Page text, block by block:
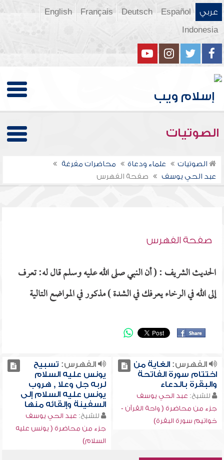
عربي Español
Deutsch
Français
English
Indonesia
الصوتيات
الصوتيات علماء ودعاة
محاضرات مفرغة
عبد الحي يوسف
صفحة الفهرس
صفحة الفهرس
الحديث الشريف : ( أن النبي صلى الله عليه وسلم قال له: تعرف
إلى الله في الرخاء يعرفك في الشدة ) مذكور في المواضع التالية
الفهرس:الغاية من
اختتام سورة الفاتحة
والبقرة بالدعاء
للشيخ: عبد الحي يوسف
جزء من محاضرة ( واحة القرآن -
خواتيم سورة البقرة)
الفهرس: تسبيح
يونس عليه السلام
لربه جل وعلا , هروب
يونس عليه السلام إلى
السفينة وإلقائه منها
للشيخ: عبد الحي يوسف
جزء من محاضرة ( يونس عليه
السلام)